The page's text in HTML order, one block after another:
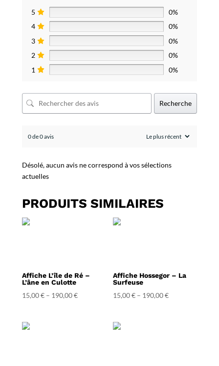
5
0%
4
0%
3
0%
2
0%
1
0%
Recherche
0 de 0 avis
Désolé, aucun avis ne correspond à vos sélections
actuelles
PRODUITS SIMILAIRES
Affiche L’île de Ré –
L’âne en Culotte
15,00€– 190,00€
Affiche Hossegor – La
Surfeuse
15,00€ – 190,00€